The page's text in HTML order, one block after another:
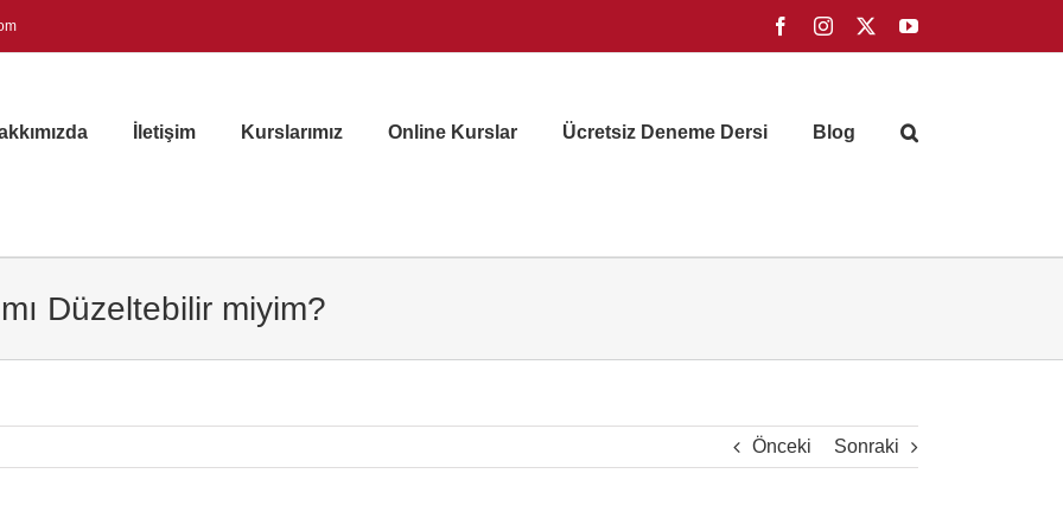
FacebookInstagram YouTube
İletişim Kurslarımız Online Kurslar Ücretsiz Deneme Dersi Blog
Düzeltebilir miyim?
Önceki Sonraki